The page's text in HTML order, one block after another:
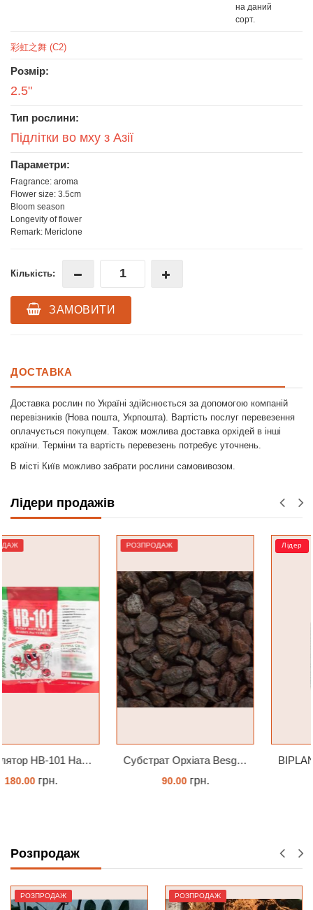
на даний
сорт.
彩虹之舞 (C2)
Розмір:
2.5"
Тип рослини:
Підлітки во мху з Азії
Параметри:
Fragrance: aroma
Flower size: 3.5cm
Bloom season
Longevity of flower
Remark: Mericlone
Кількість:
ЗАМОВИТИ
ДОСТАВКА
Доставка рослин по Україні здійснюється за допомогою компаній
перевізників (Нова пошта, Укрпошта). Вартість послуг перевезення
оплачується покупцем. Також можлива доставка орхідей в інші
країни. Терміни та вартість перевезень потребує уточнень.
В місті Київ можливо забрати рослини самовивозом.
Лідери продажів
Субстрат Орхіата Besgrow Orchiata фракція 18-25мм BIPLANTOL® Notfalltropfen біплантол реаніматор 100 мл
Розпродаж
РОЗПРОДАЖ РОЗПРОДАЖ